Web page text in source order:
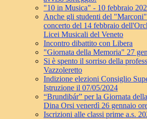
"10 in Musica" - 10 febbraio
Anche gli studenti del
concerto del 14 febbraio
Licei Musicali del Veneto
Incontro dibattito con Libera
"Giornata della Memoria" 27
Si è spento il sorriso della
Vazzoleretto
Indizione elezioni Consiglio
Istruzione il 07/05/2024
“Brundibár” per la Giornata
Dina Orsi venerdì 26 gennaio
Iscrizioni alle classi prime a.s.